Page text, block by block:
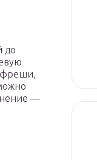
до
фреши,
—